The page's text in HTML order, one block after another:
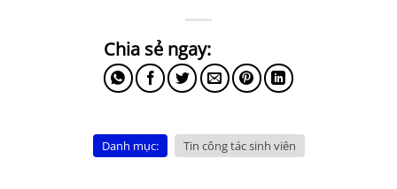
Danh mục: Tin công tác sinh viên